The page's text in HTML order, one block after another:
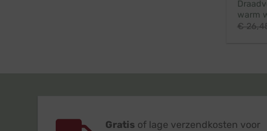
warm
€
Gratis of lage verzendkosten voor